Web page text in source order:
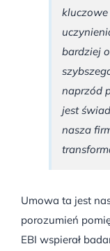
bardziej
naprzód
jest
nasza
Umowa ta jest
porozumień
EBI wspierał